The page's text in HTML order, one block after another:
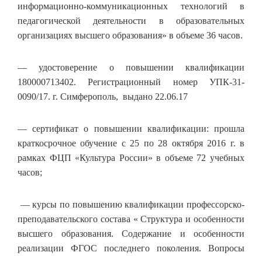
информационно-коммуникационных технологий в
педагогической деятельности в образовательных
организациях высшего образования» в объеме 36 часов.
— удостоверение о повышении квалификации
180000713402. Регистрационный номер УПК-31-
0090/17. г. Симферополь, выдано 22.06.17
— сертификат о повышении квалификации: прошла
краткосрочное обучение с 25 по 28 октября 2016 г. в
рамках ФЦП «Культура России» в объеме 72 учебных
часов;
— курсы по повышению квалификации профессорско-
преподавательского состава « Структура и особенности
высшего образования. Содержание и особенности
реализации ФГОС последнего поколения. Вопросы